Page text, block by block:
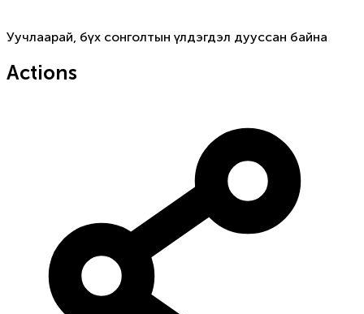
Уучлаарай, бүх сонголтын үлдэгдэл дууссан байна
Actions